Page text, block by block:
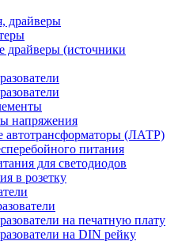
драйверы
драйверы (источники
напряжения
автотрансформаторы (ЛАТР)
питания
для светодиодов
в розетку
на печатную плату
на DIN рейку